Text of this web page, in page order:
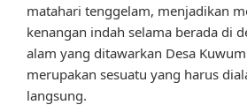
matahari tenggelam, menjadikan
kenangan indah selama berada di
alam yang ditawarkan Desa
merupakan sesuatu yang harus
langsung.